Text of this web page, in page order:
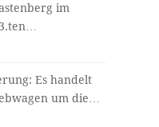
im
Es handelt
um die…